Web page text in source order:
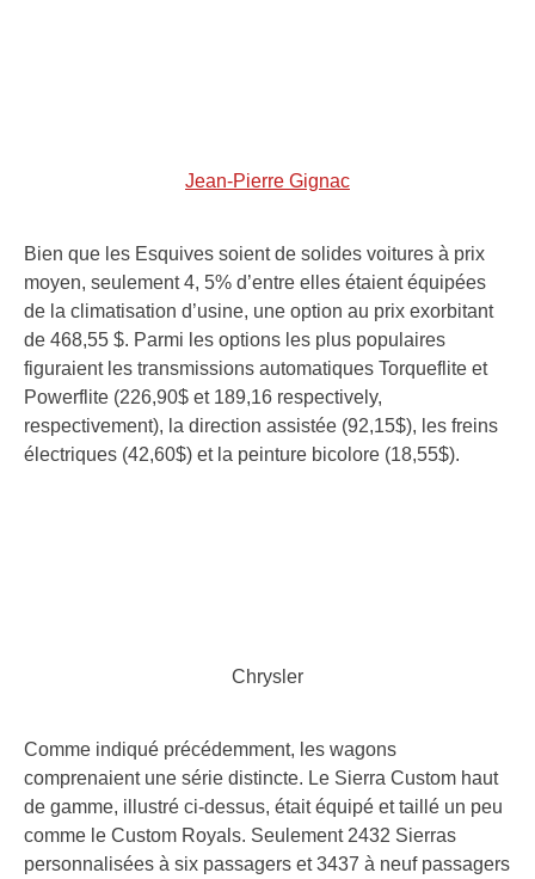
Jean-Pierre Gignac
Bien que les Esquives soient de solides voitures à prix
moyen, seulement 4, 5% d’entre elles étaient équipées
de la climatisation d’usine, une option au prix exorbitant
de 468,55 $. Parmi les options les plus populaires
figuraient les transmissions automatiques Torqueflite et
Powerflite (226,90$ et 189,16 respectively,
respectivement), la direction assistée (92,15$), les freins
électriques (42,60$) et la peinture bicolore (18,55$).
Chrysler
Comme indiqué précédemment, les wagons
comprenaient une série distincte. Le Sierra Custom haut
de gamme, illustré ci-dessus, était équipé et taillé un peu
comme le Custom Royals. Seulement 2432 Sierras
personnalisées à six passagers et 3437 à neuf passagers